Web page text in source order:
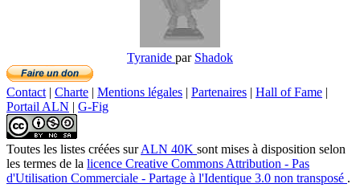
Tyranide par Shadok
Contact | Charte | Mentions légales | Partenaires | Hall of Fame |
Portail ALN | G-Fig
Toutes les listes créées surALN 40K sont mises à disposition selon
les termes de la licence Creative Commons Attribution - Pas
d'Utilisation Commerciale - Partage à l'Identique 3.0 non transposé .